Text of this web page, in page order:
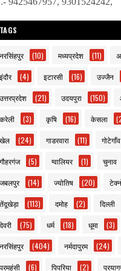
(10) मध्यप्रदेश (11)
(4) इटारसी (16) उज्जैन
(21) उदयपुरा (150)
(3) कृषि (16) केसला
(24) गाडरवारा (11) गोटेगाँव
(5) ग्वालियर (1) चुनाव
(14) ज्योतिष (20)
(113) दमोह (2) दिल्ली
(75) धर्म (18) धूमा (3)
(404) नर्मदापुरम (24)
(6) पिपरिया (2)